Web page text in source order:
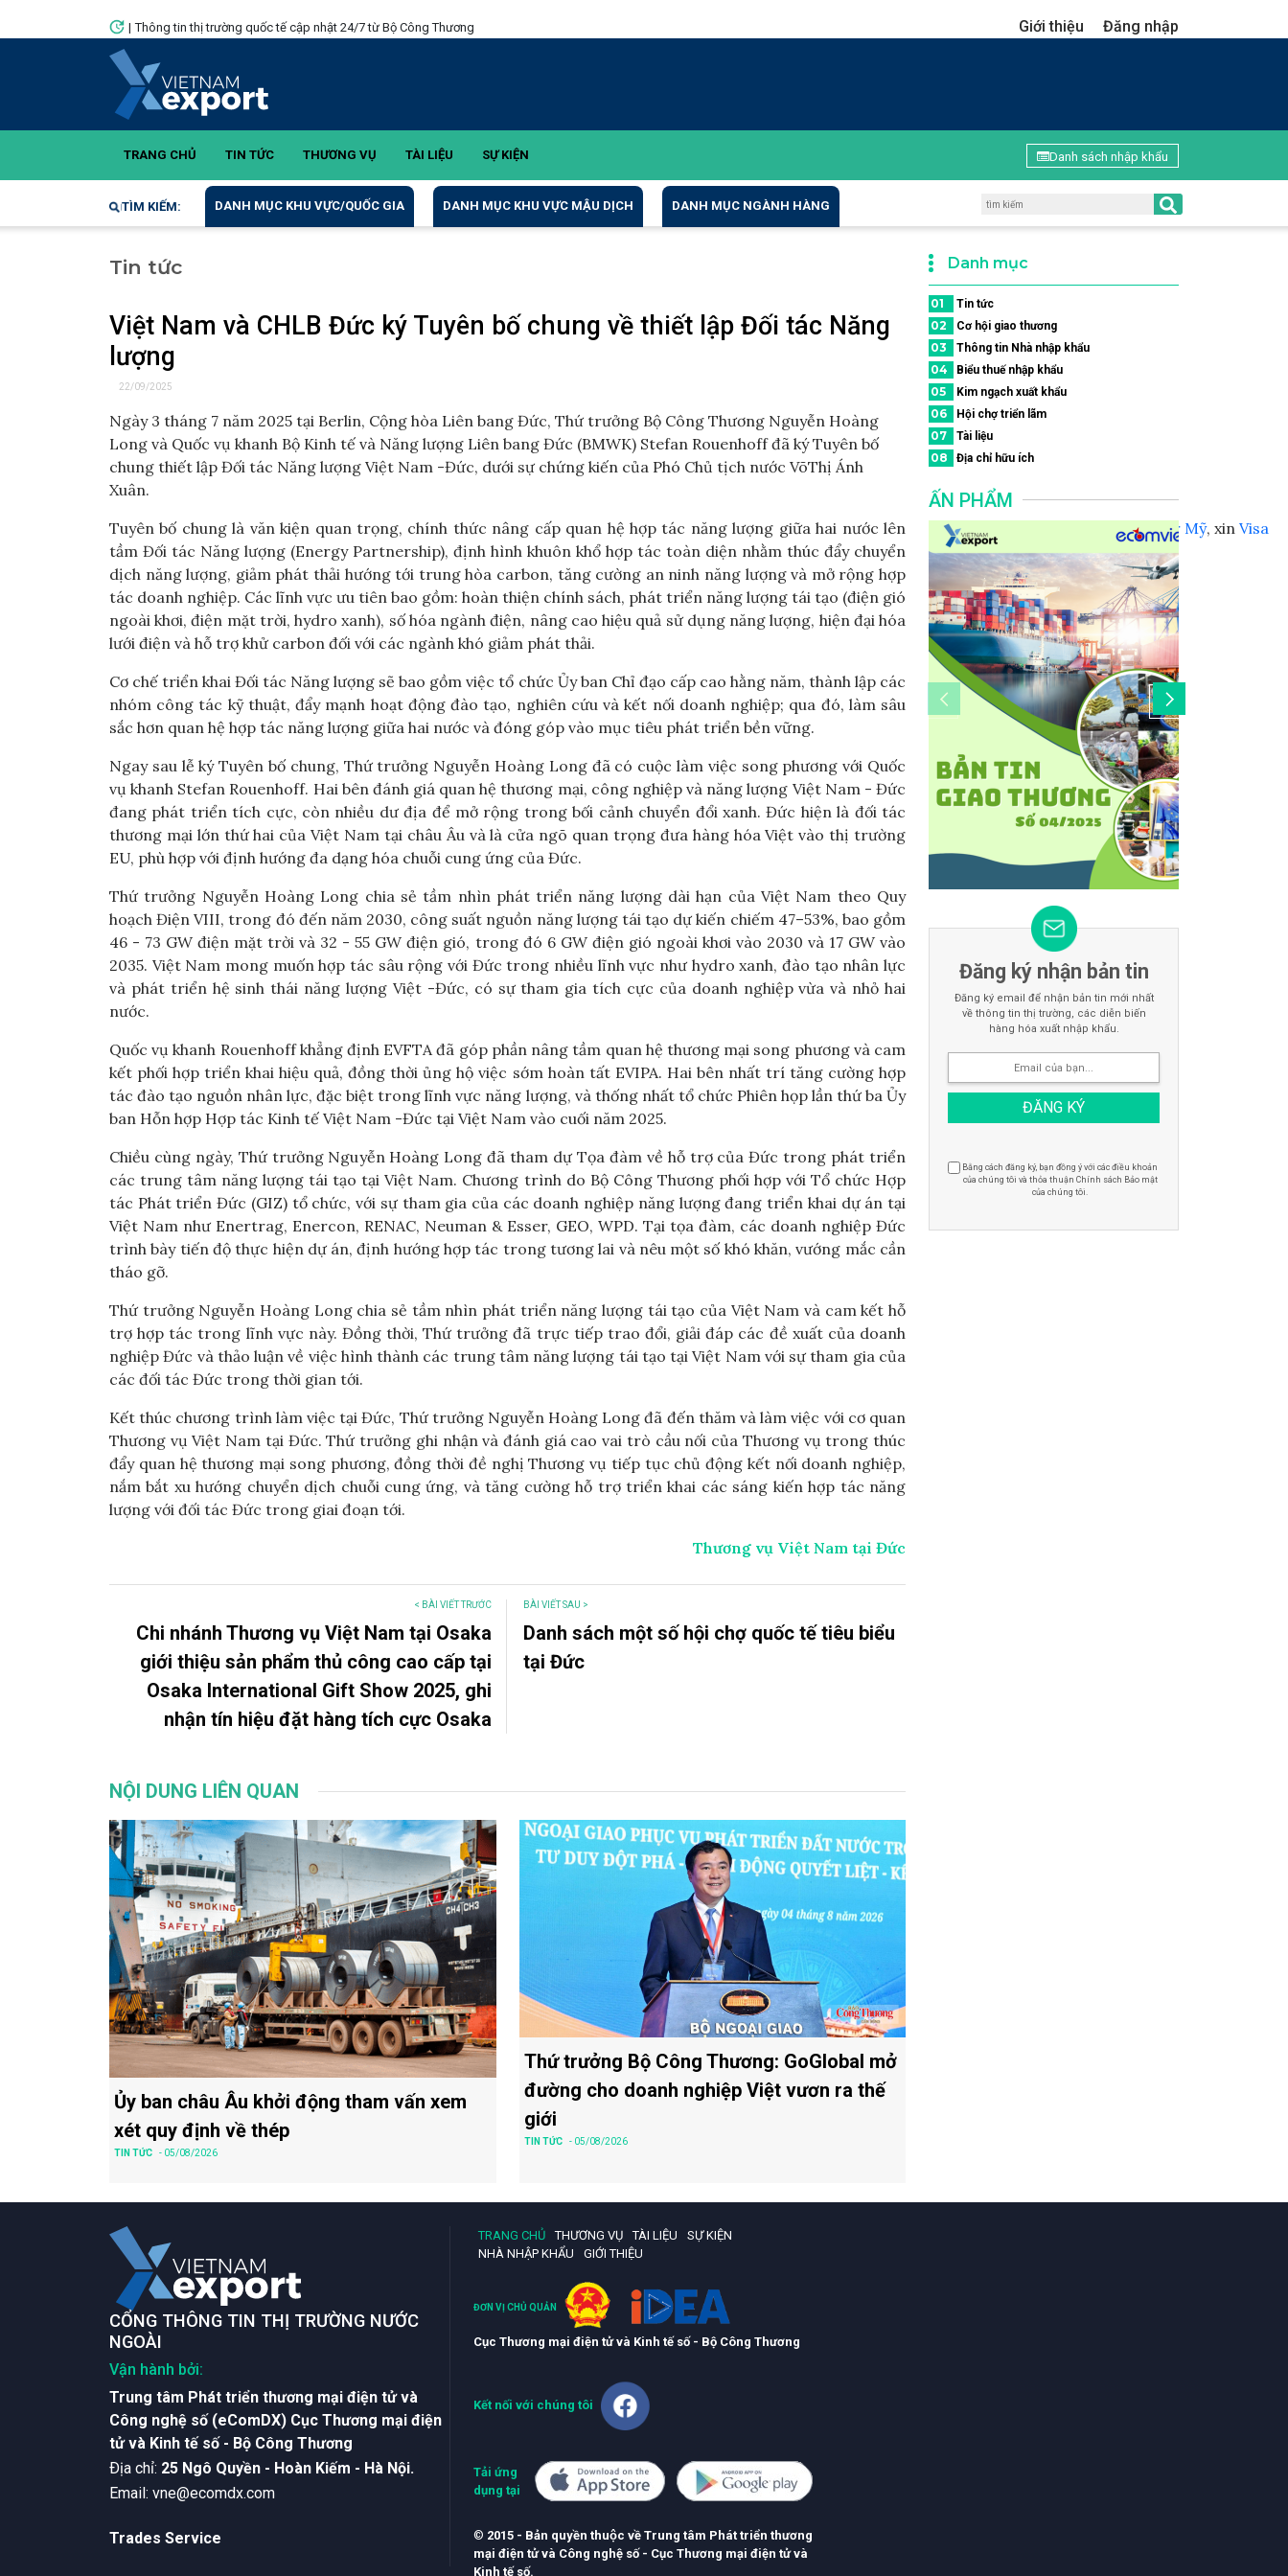
| Thông tin thị trường quốc tế cập nhật 24/7 từ Bộ Công Thương Giới thiệu Đăng nhập
TRANG CHỦ TIN TỨC THƯƠNG VỤ TÀI LIỆU SỰ KIỆN Danh sách nhập khẩu
TÌM KIẾM: DANH MỤC KHU VỰC/QUỐC GIA DANH MỤC KHU VỰC MẬU DỊCH DANH MỤC NGÀNH HÀNG
Tin tức
Việt Nam và CHLB Đức ký Tuyên bố chung về thiết lập Đối tác Năng
lượng
22/09/2025
Ngày 3 tháng 7 năm 2025 tại Berlin, Cộng hòa Liên bang Đức, Thứ trưởng Bộ Công Thương Nguyễn Hoàng
Long và Quốc vụ khanh Bộ Kinh tế và Năng lượng Liên bang Đức (BMWK) Stefan Rouenhoff đã ký Tuyên bố
chung thiết lập Đối tác Năng lượng Việt Nam -Đức, dưới sự chứng kiến của Phó Chủ tịch nước VõThị Ánh
Xuân.
giáTour Trung Quốc , giáTour Mỹ, xin Visa
Trung Quốc
Tuyên bố chung là văn kiện quan trọng, chính thức nâng cấp quan hệ hợp tác năng lượng giữa hai nước lên
tầm Đối tác Năng lượng (Energy Partnership), định hình khuôn khổ hợp tác toàn diện nhằm thúc đẩy chuyển
dịch năng lượng, giảm phát thải hướng tới trung hòa carbon, tăng cường an ninh năng lượng và mở rộng hợp
tác doanh nghiệp. Các lĩnh vực ưu tiên bao gồm: hoàn thiện chính sách, phát triển năng lượng tái tạo (điện gió
ngoài khơi, điện mặt trời, hydro xanh), số hóa ngành điện, nâng cao hiệu quả sử dụng năng lượng, hiện đại hóa
lưới điện và hỗ trợ khử carbon đối với các ngành khó giảm phát thải.
Cơ chế triển khai Đối tác Năng lượng sẽ bao gồm việc tổ chức Ủy ban Chỉ đạo cấp cao hằng năm, thành lập các
nhóm công tác kỹ thuật, đẩy mạnh hoạt động đào tạo, nghiên cứu và kết nối doanh nghiệp; qua đó, làm sâu
sắc hơn quan hệ hợp tác năng lượng giữa hai nước và đóng góp vào mục tiêu phát triển bền vững.
Ngay sau lễ ký Tuyên bố chung, Thứ trưởng Nguyễn Hoàng Long đã có cuộc làm việc song phương với Quốc
vụ khanh Stefan Rouenhoff. Hai bên đánh giá quan hệ thương mại, công nghiệp và năng lượng Việt Nam - Đức
đang phát triển tích cực, còn nhiều dư địa để mở rộng trong bối cảnh chuyển đổi xanh. Đức hiện là đối tác
thương mại lớn thứ hai của Việt Nam tại châu Âu và là cửa ngõ quan trọng đưa hàng hóa Việt vào thị trường
EU, phù hợp với định hướng đa dạng hóa chuỗi cung ứng của Đức.
Thứ trưởng Nguyễn Hoàng Long chia sẻ tầm nhìn phát triển năng lượng dài hạn của Việt Nam theo Quy
hoạch Điện VIII, trong đó đến năm 2030, công suất nguồn năng lượng tái tạo dự kiến chiếm 47–53%, bao gồm
46 - 73 GW điện mặt trời và 32 - 55 GW điện gió, trong đó 6 GW điện gió ngoài khơi vào 2030 và 17 GW vào
2035. Việt Nam mong muốn hợp tác sâu rộng với Đức trong nhiều lĩnh vực như hydro xanh, đào tạo nhân lực
và phát triển hệ sinh thái năng lượng Việt -Đức, có sự tham gia tích cực của doanh nghiệp vừa và nhỏ hai
nước.
Quốc vụ khanh Rouenhoff khẳng định EVFTA đã góp phần nâng tầm quan hệ thương mại song phương và cam
kết phối hợp triển khai hiệu quả, đồng thời ủng hộ việc sớm hoàn tất EVIPA. Hai bên nhất trí tăng cường hợp
tác đào tạo nguồn nhân lực, đặc biệt trong lĩnh vực năng lượng, và thống nhất tổ chức Phiên họp lần thứ ba Ủy
ban Hỗn hợp Hợp tác Kinh tế Việt Nam -Đức tại Việt Nam vào cuối năm 2025.
Chiều cùng ngày, Thứ trưởng Nguyễn Hoàng Long đã tham dự Tọa đàm về hỗ trợ của Đức trong phát triển
các trung tâm năng lượng tái tạo tại Việt Nam. Chương trình do Bộ Công Thương phối hợp với Tổ chức Hợp
tác Phát triển Đức (GIZ) tổ chức, với sự tham gia của các doanh nghiệp năng lượng đang triển khai dự án tại
Việt Nam như Enertrag, Enercon, RENAC, Neuman & Esser, GEO, WPD. Tại tọa đàm, các doanh nghiệp Đức
trình bày tiến độ thực hiện dự án, định hướng hợp tác trong tương lai và nêu một số khó khăn, vướng mắc cần
tháo gỡ.
Thứ trưởng Nguyễn Hoàng Long chia sẻ tầm nhìn phát triển năng lượng tái tạo của Việt Nam và cam kết hỗ
trợ hợp tác trong lĩnh vực này. Đồng thời, Thứ trưởng đã trực tiếp trao đổi, giải đáp các đề xuất của doanh
nghiệp Đức và thảo luận về việc hình thành các trung tâm năng lượng tái tạo tại Việt Nam với sự tham gia của
các đối tác Đức trong thời gian tới.
Kết thúc chương trình làm việc tại Đức, Thứ trưởng Nguyễn Hoàng Long đã đến thăm và làm việc với cơ quan
Thương vụ Việt Nam tại Đức. Thứ trưởng ghi nhận và đánh giá cao vai trò cầu nối của Thương vụ trong thúc
đẩy quan hệ thương mại song phương, đồng thời đề nghị Thương vụ tiếp tục chủ động kết nối doanh nghiệp,
nắm bắt xu hướng chuyển dịch chuỗi cung ứng, và tăng cường hỗ trợ triển khai các sáng kiến hợp tác năng
lượng với đối tác Đức trong giai đoạn tới.
Thương vụ Việt Nam tại Đức
< BÀI VIẾT TRƯỚC
Chi nhánh Thương vụ Việt Nam tại Osaka
giới thiệu sản phẩm thủ công cao cấp tại
Osaka International Gift Show 2025, ghi
nhận tín hiệu đặt hàng tích cực Osaka
BÀI VIẾT SAU >
Danh sách một số hội chợ quốc tế tiêu biểu
tại Đức
NỘI DUNG LIÊN QUAN
Ủy ban châu Âu khởi động tham vấn xem
xét quy định về thép
TIN TỨC - 05/08/2026
Thứ trưởng Bộ Công Thương: GoGlobal mở
đường cho doanh nghiệp Việt vươn ra thế
giới
TIN TỨC - 05/08/2026
Danh mục
01 Tin tức
02 Cơ hội giao thương
03 Thông tin Nhà nhập khẩu
04 Biểu thuế nhập khẩu
05 Kim ngạch xuất khẩu
06 Hội chợ triển lãm
07 Tài liệu
08 Địa chỉ hữu ích
ẤN PHẨM
Đăng ký nhận bản tin
Đăng ký email để nhận bản tin mới nhất
về thông tin thị trường, các diễn biến
hàng hóa xuất nhập khẩu.
Bằng cách đăng ký, bạn đồng ý với các điều khoản
của chúng tôi và thỏa thuận Chính sách Bảo mật
của chúng tôi.
CỔNG THÔNG TIN THỊ TRƯỜNG NƯỚC
NGOÀI
Vận hành bởi:
Trung tâm Phát triển thương mại điện tử và
Công nghệ số (eComDX) Cục Thương mại điện
tử và Kinh tế số - Bộ Công Thương
Ðịa chỉ: 25 Ngô Quyền - Hoàn Kiếm - Hà Nội.
Email: vne@ecomdx.com
Trades Service
TRANG CHỦ THƯƠNG VỤ TÀI LIỆU
SỰ KIỆN
NHÀ NHẬP KHẨU
GIỚI THIỆU
ĐƠN VỊ CHỦ QUẢN
Cục Thương mại điện tử và Kinh tế số - Bộ Công Thương
Kết nối với chúng tôi
Tải ứng
dụng tại
© 2015 - Bản quyền thuộc về Trung tâm Phát triển thương
mại điện tử và Công nghệ số - Cục Thương mại điện tử và
Kinh tế số.